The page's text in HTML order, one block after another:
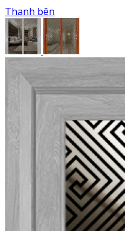
Thanh bên